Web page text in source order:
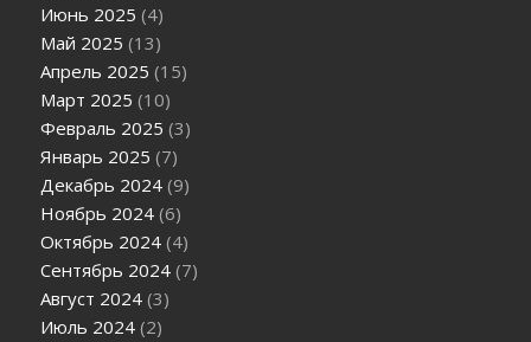
Июнь 2025 (4)
Май 2025 (13)
Апрель 2025 (15)
Март 2025 (10)
Февраль 2025 (3)
Январь 2025 (7)
Декабрь 2024 (9)
Ноябрь 2024 (6)
Октябрь 2024 (4)
Сентябрь 2024 (7)
Август 2024 (3)
Июль 2024 (2)